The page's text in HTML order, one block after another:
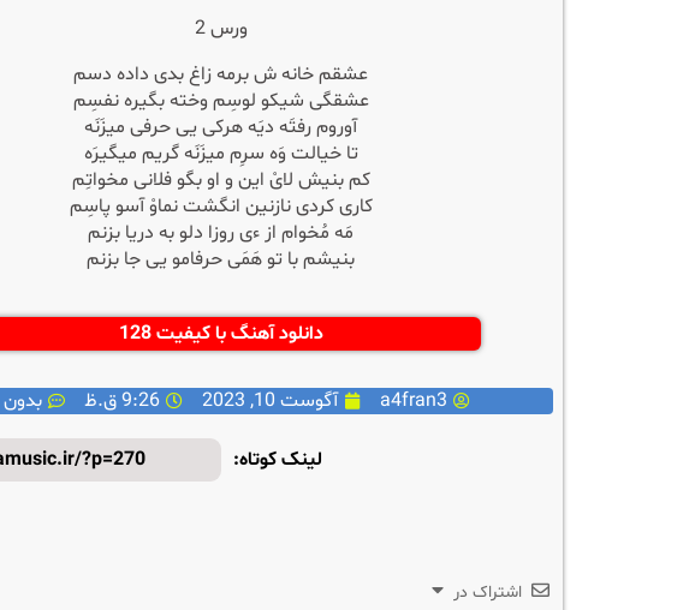
ورس 2
عشقم خانه ش برمه زاغ بدی داده دسم
عشقگی شیکو لوسِم وخته بگیره نفسِم
آوروم رفتَه دیَه هرکی یی حرفی میزَنَه
تا خیالت وَه سرِم میزَنَه گریم میگیرَه
کم بنیش لایْ این و او بگو فلانی مخواتِم
کاری کردی نازنین انگشت نماوْ آسو پاسِم
مَه مُخوام از ءی روزا دلو به دریا بزنم
بنیشم با تو هَمَی حرفامو یی جا بزنم
دانلود آهنگ با کیفیت 128
a4fran3 آگوست 10, 2023 9:26 ق.ظ بدون
لینک کوتاه: ?p=270
اشتراک در